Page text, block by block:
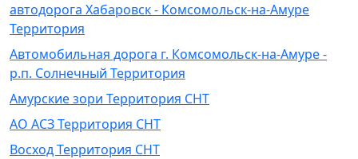
автодорога Хабаровск - Комсомольск-на-Амуре
Территория
Автомобильная дорога г. Комсомольск-на-Амуре -
р.п. Солнечный Территория
Амурские зори Территория СНТ
АО АСЗ Территория СНТ
Восход Территория СНТ